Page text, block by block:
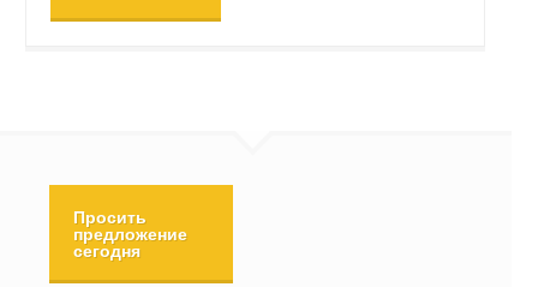
Просить
предложение
сегодня